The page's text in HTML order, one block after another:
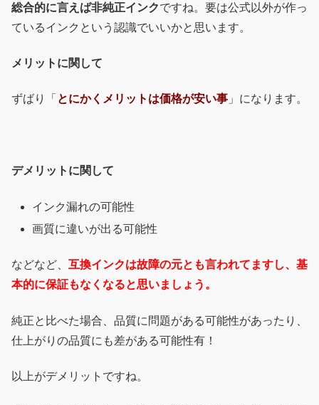
総合的に言えば非純正インクですね。要は公式以外が作っ
ているインクという認識でいいかと思います。
メリットに関して
ずばり「 とにかくメリットは価格が安い事 」になります。
デメリットに関して
インク漏れの可能性
画質に違いが出る可能性
などなど、 互換インクは故障の元とも言われてますし、基
本的に保証もなくなると思いましょう。
純正と比べた場合、品質に問題がある可能性があったり、
仕上がりの品質にも差がある可能性有！
以上がデメリットですね。